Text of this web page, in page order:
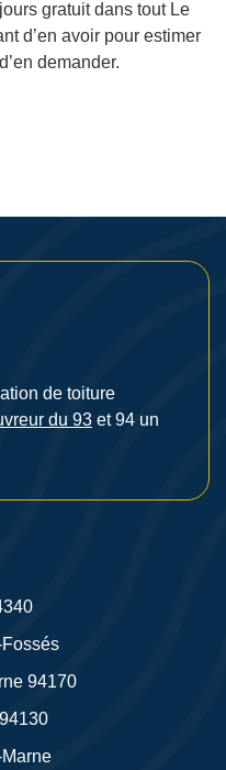
gratuit dans tout Le
d’en avoir pour estimer
demander.
de toiture
du 93 et 94 un
94170